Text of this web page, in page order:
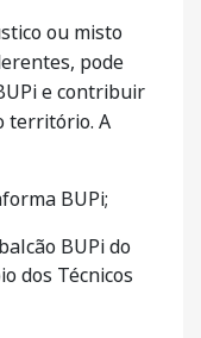
ou misto
pode
e contribuir
território. A
BUPi;
BUPi do
dos Técnicos